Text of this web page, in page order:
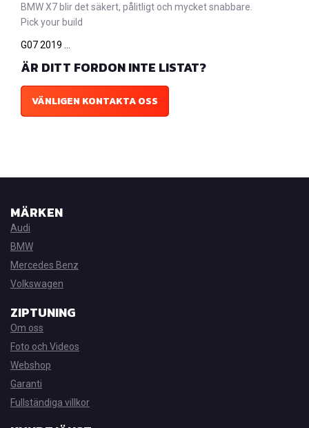
BMW X7 blir det säkert, pålitligt och mycket snabbare.
Pick your build
G07 2019 ...
ÄR DITT FORDON INTE LISTAT?
VÄNLIGEN KONTAKTA OSS
MÄRKEN
Audi
BMW
Mercedes Benz
Volkswagen
ZIPTUNING
Om oss
Foto och Videos
Webshop
Garanti
Fullständiga villkor